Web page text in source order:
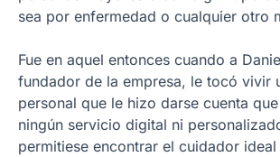
sea por enfermedad o cualquier otro
Fue en aquel entonces cuando a
fundador de la empresa, le tocó vivir
personal que le hizo darse cuenta
ningún servicio digital ni
permitiese encontrar el cuidador ideal